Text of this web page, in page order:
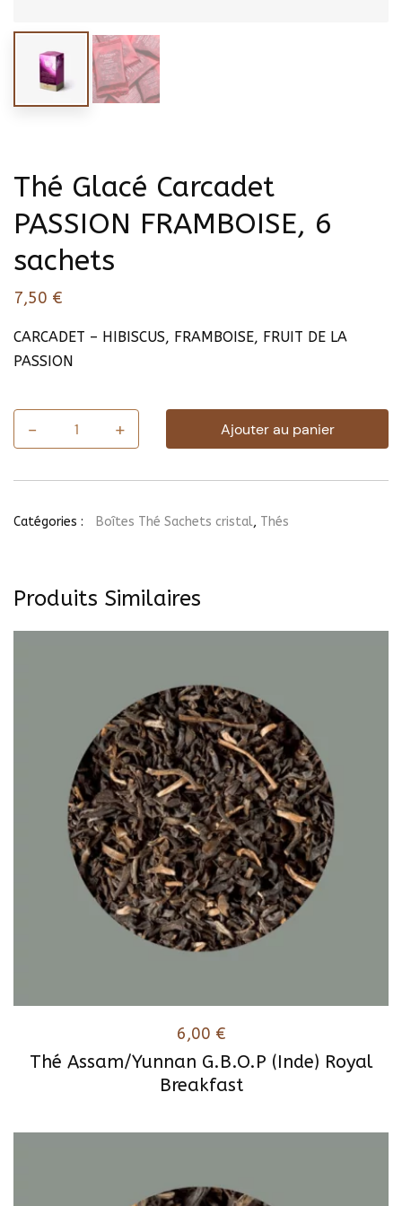
Thé Glacé Carcadet
PASSION FRAMBOISE, 6
sachets
7,50 €
CARCADET – HIBISCUS, FRAMBOISE, FRUIT DE LA
PASSION
-
quantité
de
PASSION
+ Ajouter au panier
Catégories : Boîtes Thé Sachets cristal, Thés
Produits Similaires
Thé Assam/Yunnan G.B.O.P (Inde) Royal
Breakfast
6,00 €